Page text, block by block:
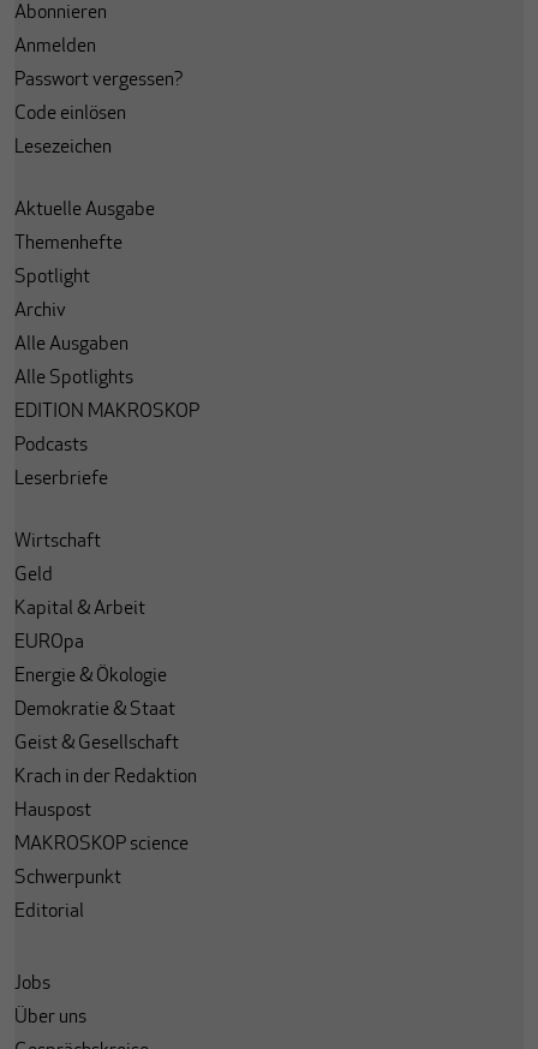
Abonnieren
Anmelden
Passwort vergessen?
Code einlösen
Lesezeichen
Aktuelle Ausgabe
Themenhefte
Spotlight
Archiv
Alle Ausgaben
Alle Spotlights
EDITION MAKROSKOP
Podcasts
Leserbriefe
Wirtschaft
Geld
Kapital & Arbeit
EUROpa
Energie & Ökologie
Demokratie & Staat
Geist & Gesellschaft
Krach in der Redaktion
Hauspost
MAKROSKOP science
Schwerpunkt
Editorial
Jobs
Über uns